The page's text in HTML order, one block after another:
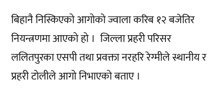
बिहानै निस्किएको आगोको ज्वाला करिब १२ बजेतिर
नियन्त्रणमा आएको हो । जिल्ला प्रहरी परिसर
ललितपुरका एसपी तथा प्रवक्ता नरहरि रेग्मीले स्थानीय र
प्रहरी टोलीले आगो निभाएको बताए ।